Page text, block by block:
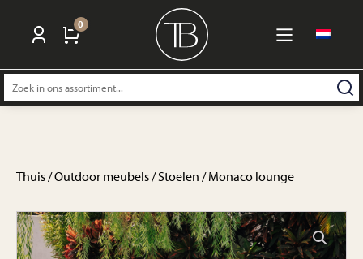
0
Zoeken
naar:
Thuis/Outdoor meubels/Stoelen / Monaco lounge